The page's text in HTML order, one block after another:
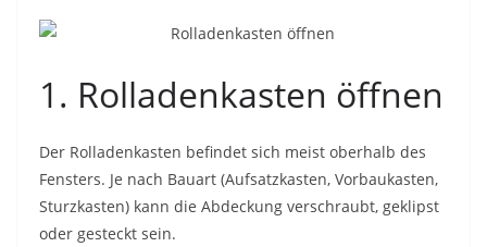
1. Rolladenkasten öffnen
Der Rolladenkasten befindet sich meist oberhalb des
Fensters. Je nach Bauart (Aufsatzkasten, Vorbaukasten,
Sturzkasten) kann die Abdeckung verschraubt, geklipst
oder gesteckt sein.